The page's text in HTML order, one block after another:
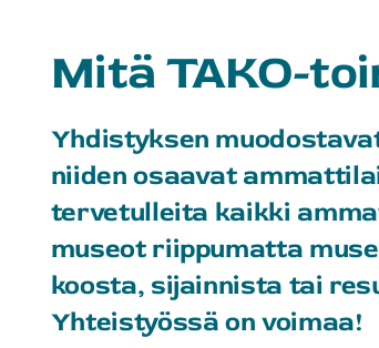
Mitä TAKO-
Yhdistyksen
niiden osaavat
tervetulleita kaikki
museot riippumatta
koosta, sijainnista tai
Yhteistyössä on voimaa!